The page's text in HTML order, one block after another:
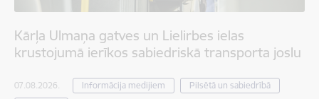
Kārļa Ulmaņa gatves un Lielirbes ielas
krustojumā ierīkos sabiedriskā transporta joslu
07.08.2026. Informācija medijiem
Pilsētā un sabiedrībā